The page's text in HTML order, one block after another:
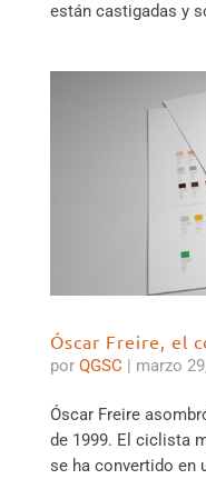
están castigadas y
Óscar Freire, el
por QGSC | marzo
Óscar Freire
de 1999. El ciclista
se ha convertido en